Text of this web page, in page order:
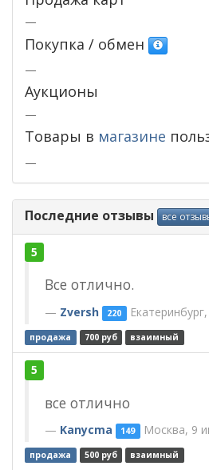
—
Покупка / обмен
—
Аукционы
—
Товары в магазине
—
Последние отзывы все
5
Все отлично.
Zversh 220
продажа 700 руб взаимный
5
все отлично
Kanycma 149 Москва, 9
продажа 500 руб взаимный